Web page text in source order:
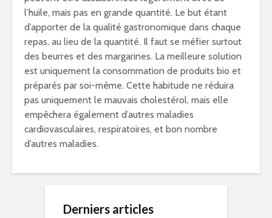
l’huile, mais pas en grande quantité. Le but étant
d’apporter de la qualité gastronomique dans chaque
repas, au lieu de la quantité. Il faut se méfier surtout
des beurres et des margarines. La meilleure solution
est uniquement la consommation de produits bio et
préparés par soi-même. Cette habitude ne réduira
pas uniquement le mauvais cholestérol, mais elle
empêchera également d’autres maladies
cardiovasculaires, respiratoires, et bon nombre
d’autres maladies.
Derniers articles